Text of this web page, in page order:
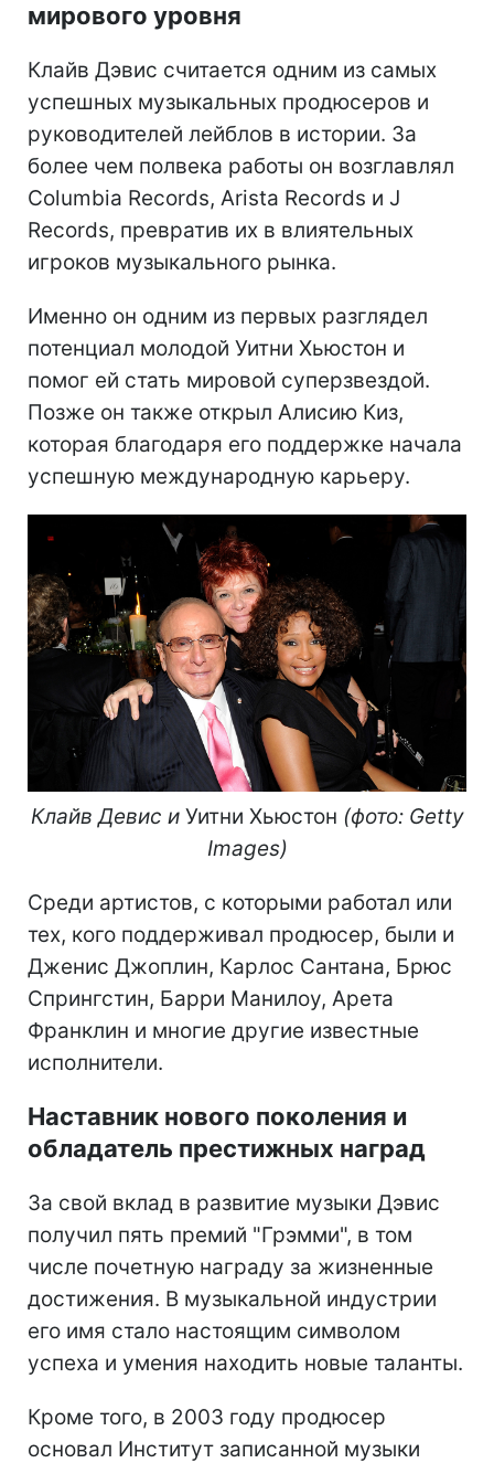
мирового уровня
Клайв Дэвис считается одним из самых
успешных музыкальных продюсеров и
руководителей лейблов в истории. За
более чем полвека работы он возглавлял
Columbia Records, Arista Records и J
Records, превратив их в влиятельных
игроков музыкального рынка.
Именно он одним из первых разглядел
потенциал молодой Уитни Хьюстон и
помог ей стать мировой суперзвездой.
Позже он также открыл Алисию Киз,
которая благодаря его поддержке начала
успешную международную карьеру.
Клайв Девис и Уитни Хьюстон (фото: Getty
Images)
Среди артистов, с которыми работал или
тех, кого поддерживал продюсер, были и
Дженис Джоплин, Карлос Сантана, Брюс
Спрингстин, Барри Манилоу, Арета
Франклин и многие другие известные
исполнители.
Наставник нового поколения и
обладатель престижных наград
За свой вклад в развитие музыки Дэвис
получил пять премий "Грэмми", в том
числе почетную награду за жизненные
достижения. В музыкальной индустрии
его имя стало настоящим символом
успеха и умения находить новые таланты.
Кроме того, в 2003 году продюсер
основал Институт записанной музыки